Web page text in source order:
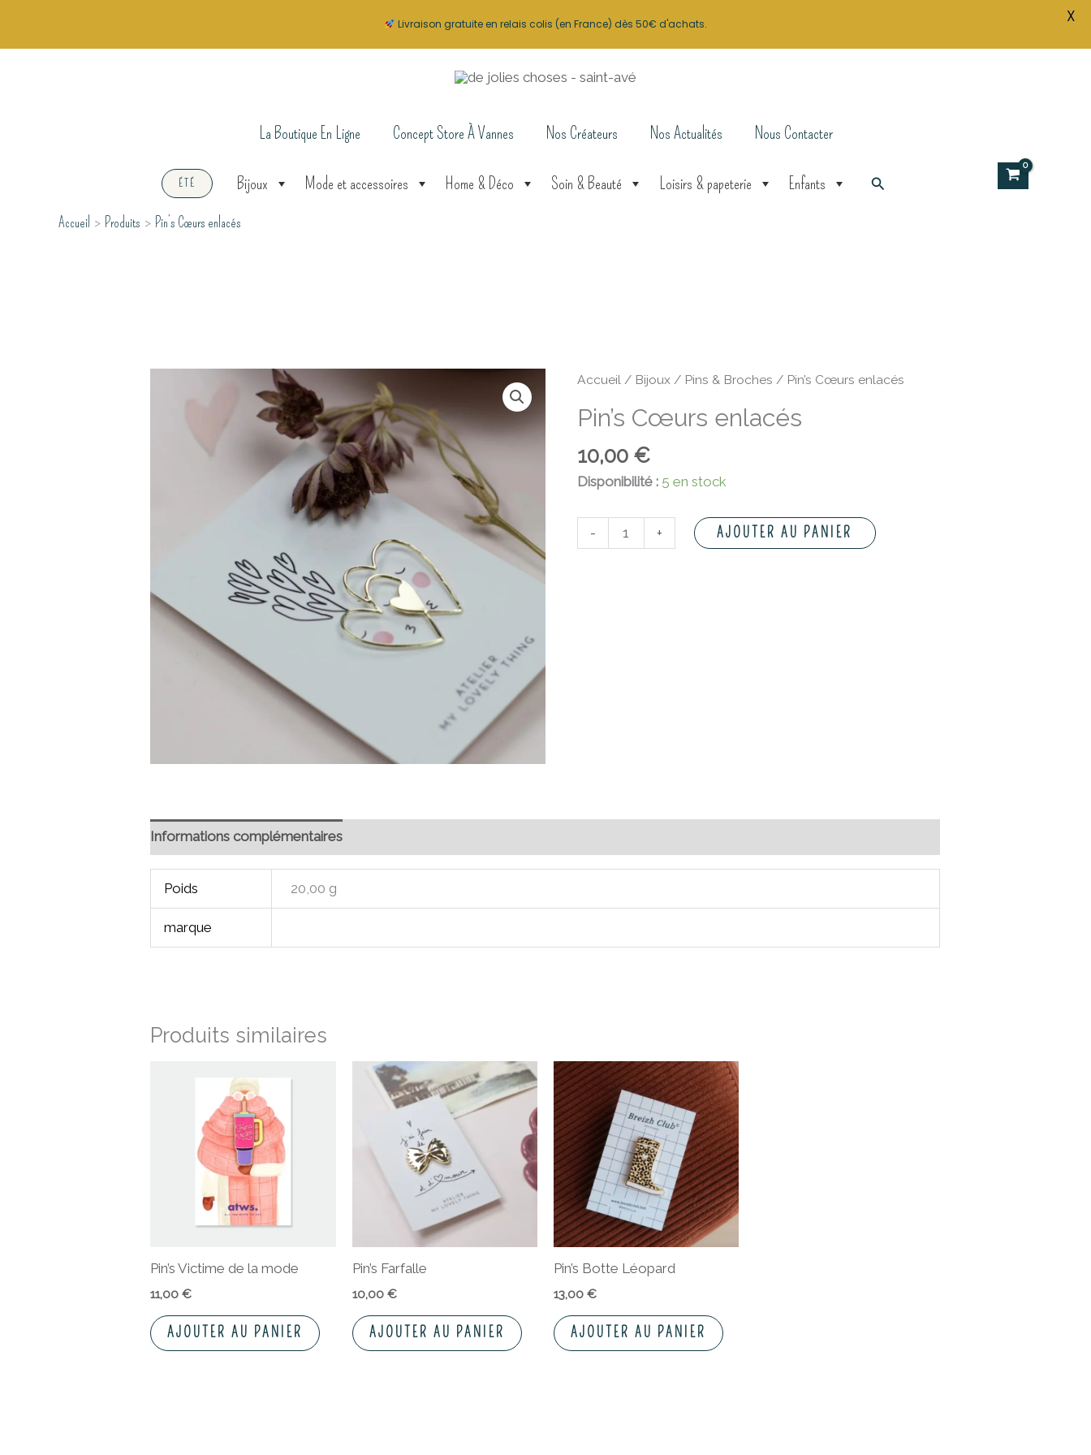
La Boutique En Ligne Concept Store À Vannes Nos Créateurs Nos Actualités Nous Contacter
ÉTÉ Bijoux Mode et accessoires Home & Déco Soin & Beauté Loisirs & papeterie Enfants Rechercher
Accueil Produits Pin’s Cœurs enlacés
Accueil/ Bijoux/ Pins & Broches / Pin’s Cœurs enlacés
Pin’s Cœurs enlacés
10,00 €
Disponibilité : 5 en stock
-
quantité
Pin's
enlacés
+ AJOUTER AU PANIER
Informations complémentaires
Poids 20,00 g
marque
Produits similaires
Pin’s Victime de la mode
11,00€
AJOUTER AU PANIER
Pin’s Farfalle
10,00 €
AJOUTER AU PANIER
Pin’s Botte Léopard
13,00 €
AJOUTER AU PANIER
Livraison gratuite en relais colis (en France) dès 50€ d'achats. X